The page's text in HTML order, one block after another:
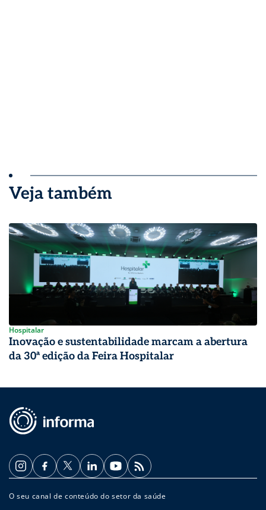
Veja também
Hospitalar
Inovação e sustentabilidade marcam a abertura
da 30ª edição da Feira Hospitalar
O seu canal de conteúdo do setor da saúde